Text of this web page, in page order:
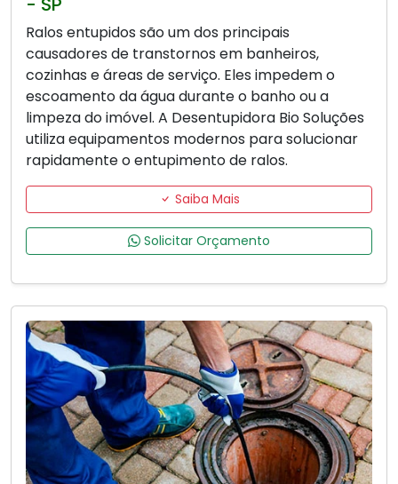
Ralos entupidos são um dos principais
causadores de transtornos em banheiros,
cozinhas e áreas de serviço. Eles impedem o
escoamento da água durante o banho ou a
limpeza do imóvel. A Desentupidora Bio Soluções
utiliza equipamentos modernos para solucionar
rapidamente o entupimento de ralos.
Saiba Mais
Solicitar Orçamento